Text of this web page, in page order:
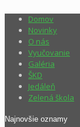
Domov
Novinky
O nás
Vyučovanie
Galéria
ŠKD
Jedáleň
Zelená škola
Najnovšie oznamy